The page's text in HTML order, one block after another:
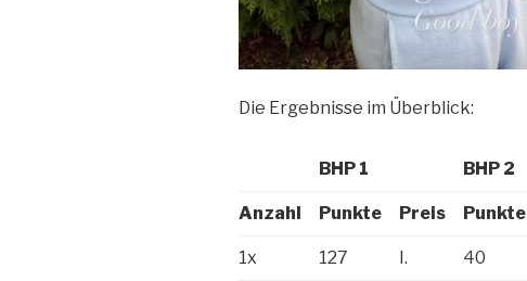
Die Ergebnisse im Überblick:
BHP 1 BHP 2
Anzahl Punkte Preis Punkte
1x 127 I. 40